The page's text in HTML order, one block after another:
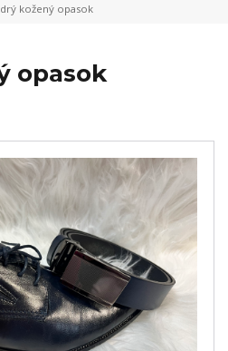
kožený opasok
opasok